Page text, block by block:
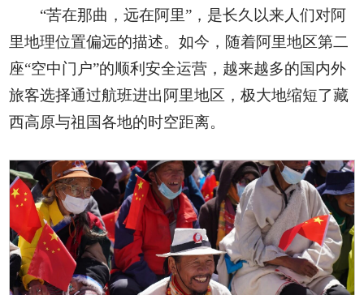
“苦在那曲，远在阿里”，是长久以来人们对阿
里地理位置偏远的描述。如今，随着阿里地区第二
座“空中门户”的顺利安全运营，越来越多的国内外
旅客选择通过航班进出阿里地区，极大地缩短了藏
西高原与祖国各地的时空距离。